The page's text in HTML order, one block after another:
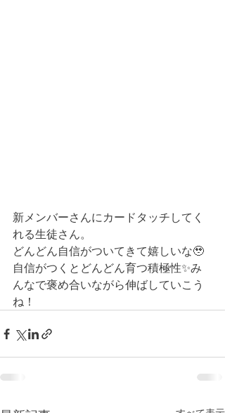
新メンバーさんにカードタッチしてく
れる生徒さん。
どんどん自信がついてきて嬉しいな🥹
自信がつくとどんどん育つ積極性✨み
んなで褒め合いながら伸ばしていこう
ね！